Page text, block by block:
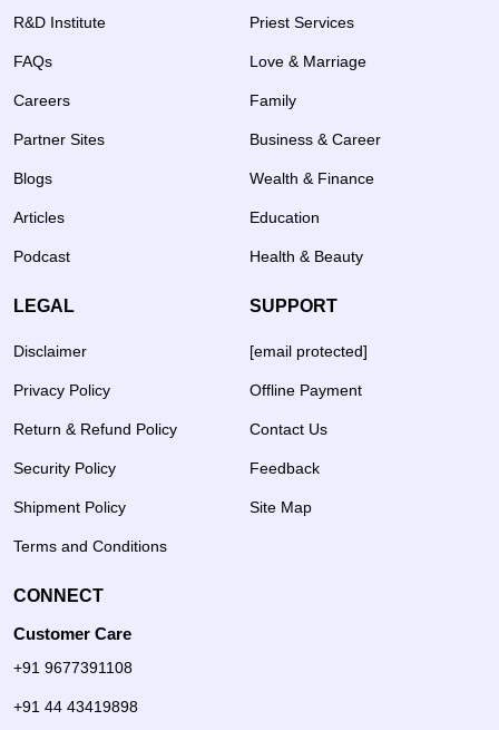
R&D Institute
FAQs
Careers
Partner Sites
Blogs
Articles
Podcast
Priest Services
Love & Marriage
Family
Business & Career
Wealth & Finance
Education
Health & Beauty
LEGAL
Disclaimer
Privacy Policy
Return & Refund Policy
Security Policy
Shipment Policy
Terms and Conditions
SUPPORT
[email protected]
Offline Payment
Contact Us
Feedback
Site Map
CONNECT
Customer Care
+91 9677391108
+91 44 43419898